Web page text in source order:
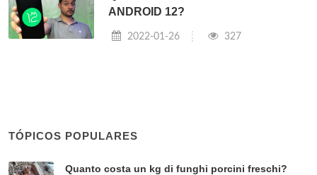
ANDROID 12?
2022-01-26 327
TÓPICOS POPULARES
Quanto costa un kg di funghi porcini freschi?